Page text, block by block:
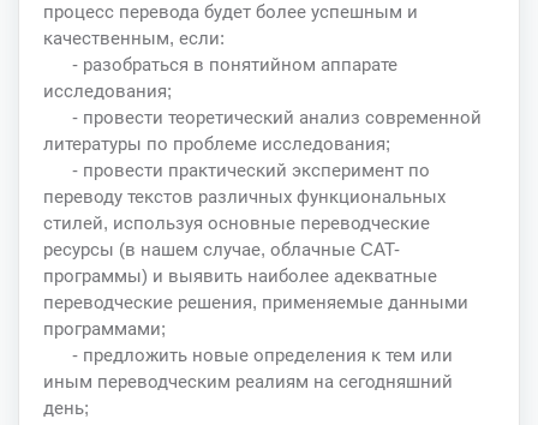
процесс перевода будет более успешным и
качественным, если:
- разобраться в понятийном аппарате
исследования;
- провести теоретический анализ современной
литературы по проблеме исследования;
- провести практический эксперимент по
переводу текстов различных функциональных
стилей, используя основные переводческие
ресурсы (в нашем случае, облачные CAT-
программы) и выявить наиболее адекватные
переводческие решения, применяемые данными
программами;
- предложить новые определения к тем или
иным переводческим реалиям на сегодняшний
день;